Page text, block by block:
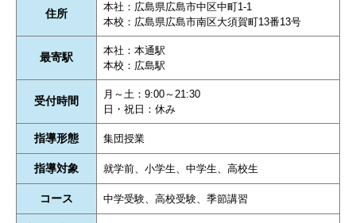
住所
本社：広島県広島市中区中町1-1
本校：広島県広島市南区大須賀町13番13号
最寄駅
本社：本通駅
本校：広島駅
受付時間
月～土：9:00～21:30
日・祝日：休み
指導形態 集団授業
指導対象 就学前、小学生、中学生、高校生
コース 中学受験、高校受験、季節講習